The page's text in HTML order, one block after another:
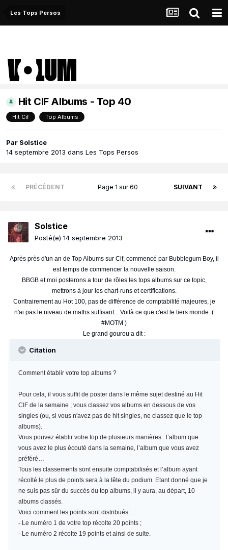
Les Tops Persos
Hit CIF Albums - Top 40
Hit Cif Top Albums
Par Solstice
14 septembre 2013 dans Les Tops Persos
PRÉCÉDENT SUIVANT
Page 1 sur 60
Solstice
Posté(e) 14 septembre 2013
Après près d'un an de Top Albums sur Cif, commencé par Bubblegum Boy, il
est temps de commencer la nouvelle saison.
BBGB et moi posterons a tour de rôles les tops albums sur ce topic,
mettrons à jour les chart-runs et certifications.
Contrairement au Hot 100, pas de différence de comptabilité majeures, je
n'ai pas le niveau de maths suffisant... Voilà ce que c'est le tiers monde. (
#MOTM )
Le grand gourou a dit :
Citation
Comment établir votre top albums ?
Pour cela, il vous suffit de poster dans le même sujet destiné au Hit
CIF de la semaine ; vous classez vos albums en dessous de vos
singles (ou, si vous n'avez pas de hit singles, ne classez que le top
albums).
Vous pouvez établir votre top de plusieurs manières : l’album que
vous avez le plus écouté dans la semaine, l’album que vous avez
préféré…
Tous les classements sont ensuite comptabilisés et l’album ayant
récolté le plus de points sera à la tête du podium. Etant donné que je
ne suis pas sûr du succès du top albums, il y aura, au départ, 10
albums classés.
Voici comment les points sont distribués :
- Le numéro 1 de votre top récolte 20 points ;
- Le numéro 2 récolte 19 points et ainsi de suite.